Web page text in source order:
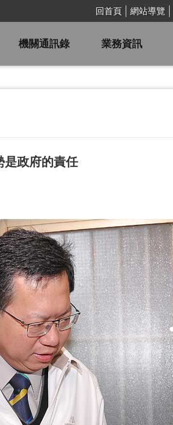
回首頁 網站導覽
機關通訊錄 業務資訊
是政府的責任